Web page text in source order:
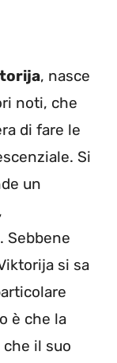
, nasce
noti, che
di fare le
Si
un
Sebbene
si sa
è che la
che il suo